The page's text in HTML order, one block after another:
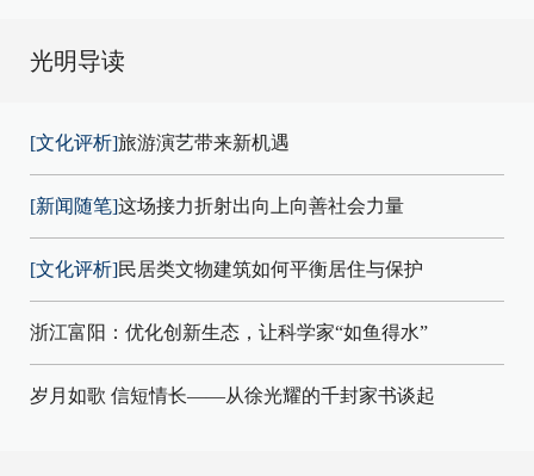
光明导读
[文化评析]旅游演艺带来新机遇
[新闻随笔]这场接力折射出向上向善社会力量
[文化评析]民居类文物建筑如何平衡居住与保护
浙江富阳：优化创新生态，让科学家“如鱼得水”
岁月如歌 信短情长——从徐光耀的千封家书谈起